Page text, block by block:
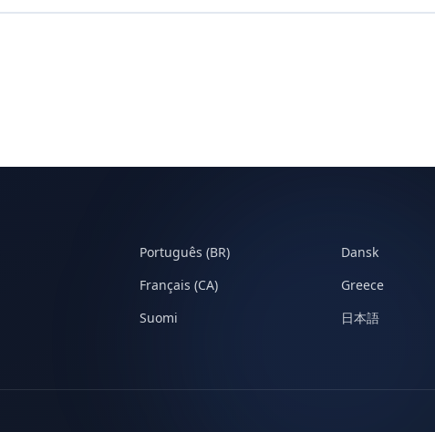
Português (BR) Dansk
Français (CA) Greece
Suomi 日本語